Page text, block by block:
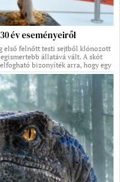
év eseményeiről
első felnőtt testi sejtből klónozott
állatává vált. A skót
bizonyíték arra, hogy egy